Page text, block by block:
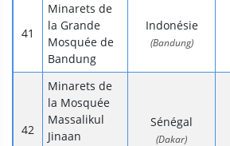
Minarets de
la Grande
Mosquée de
Bandung
Indonésie
(Bandung)
Minarets de
la Mosquée
Massalikul
Jinaan
Sénégal
(Dakar)